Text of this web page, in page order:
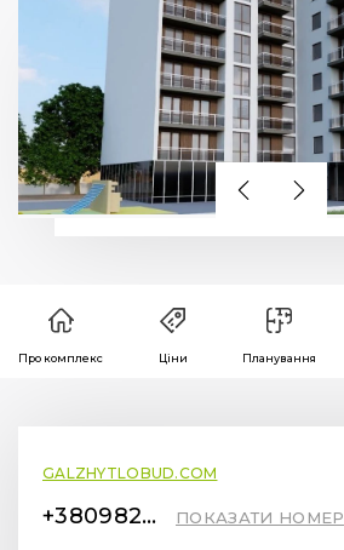
Про комплекс Ціни Планування
GALZHYTLOBUD.COM
+380982441414 ПОКАЗАТИ НОМЕР